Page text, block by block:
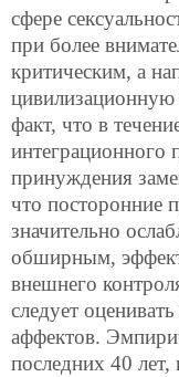
сфере
при более
критическим, а
цивилизационную
факт, что в
интеграционного
принуждения
что посторонние
значительно
обширным,
внешнего
следует
аффектов.
последних 40